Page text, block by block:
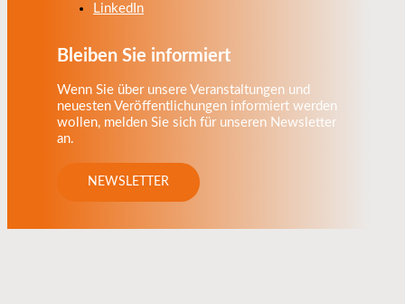
LinkedIn
Bleiben Sie informiert
Wenn Sie über unsere Veranstaltungen und
neuesten Veröffentlichungen informiert werden
wollen, melden Sie sich für unseren Newsletter
an.
NEWSLETTER